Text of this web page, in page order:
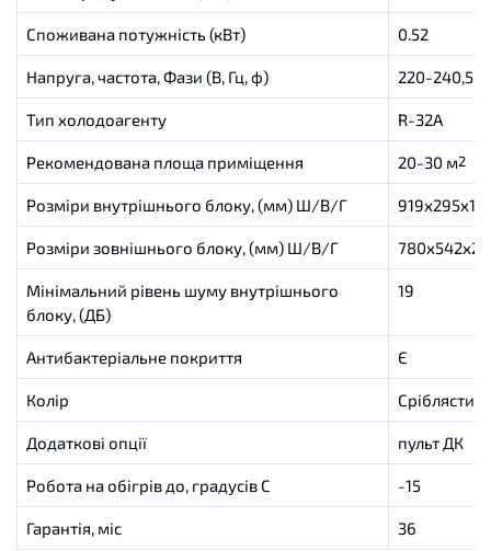
Споживана потужність (кВт) 0.52
Напруга, частота, Фази (В, Гц, ф) 220-240,50,1
Тип холодоагенту R-32A
Рекомендована площа приміщення 20-30 м2
Розміри внутрішнього блоку, (мм) Ш/В/Г
Розміри зовнішнього блоку, (мм) Ш/В/Г
Мінімальний рівень шуму внутрішнього
блоку, (ДБ)
19
Антибактеріальне покриття Є
Колір Сріблястий
Додаткові опції пульт ДК
Робота на обігрів до, градусів C -15
Гарантія, міс 36